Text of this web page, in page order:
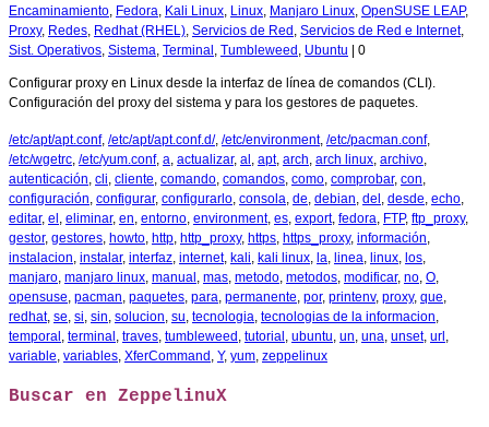
Encaminamiento Fedora Kali Linux Linux Manjaro Linux OpenSUSE LEAP,
Proxy, Redes Redhat (RHEL) Servicios de Red Servicios de Red e Internet,
Sist. Operativos Sistema Terminal Tumbleweed Ubuntu | 0
Configurar proxy en Linux desde la interfaz de línea de comandos (CLI).
Configuración del proxy del sistema y para los gestores de paquetes.
/etc/apt/apt.conf, /etc/apt/apt.conf.d/, /etc/environment, /etc/pacman.conf,
/etc/wgetrc /etc/yum.conf, a actualizar, al apt, arch arch linux archivo
autenticación cli cliente comando comandos como comprobar, con
configuración configurar, configurarlo consola de debian del desde echo
editar, el eliminar, en entorno environment, es export, fedora FTP, ftp_proxy,
gestor, gestores howto http http_proxy, https https_proxy, información
instalacion instalar, interfaz internet, kali kali linux la linea linux los
manjaro manjaro linux manual mas metodo metodos modificar, no O
opensuse pacman paquetes para permanente por, printenv, proxy, que
redhat, se si sin solucion su tecnologia tecnologias de la informacion
temporal terminal traves tumbleweed tutorial ubuntu un una unset, url
variable variables XferCommand Y, yum zeppelinux
Buscar en ZeppelinuX